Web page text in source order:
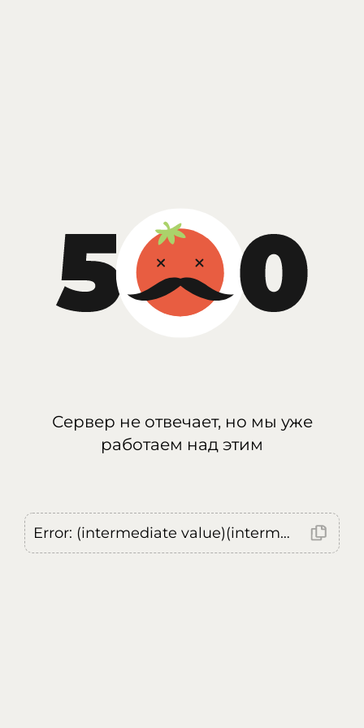
Сервер не отвечает, но мы уже
работаем над этим
Error: (intermediate value)(intermediate value)(intermediate value).replaceAll is not a function